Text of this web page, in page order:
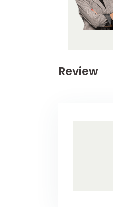
Review